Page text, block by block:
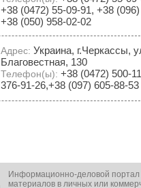
+38 (0472) 55-09-91, +38
+38 (050) 958-02-02
Адрес: Украина, г.Черкассы,
Благовестная, 130
Телефон(ы): +38 (0472) 500-
376-91-26,+38 (097) 605-88-53
Информационно-деловой портал
материалов в личных или